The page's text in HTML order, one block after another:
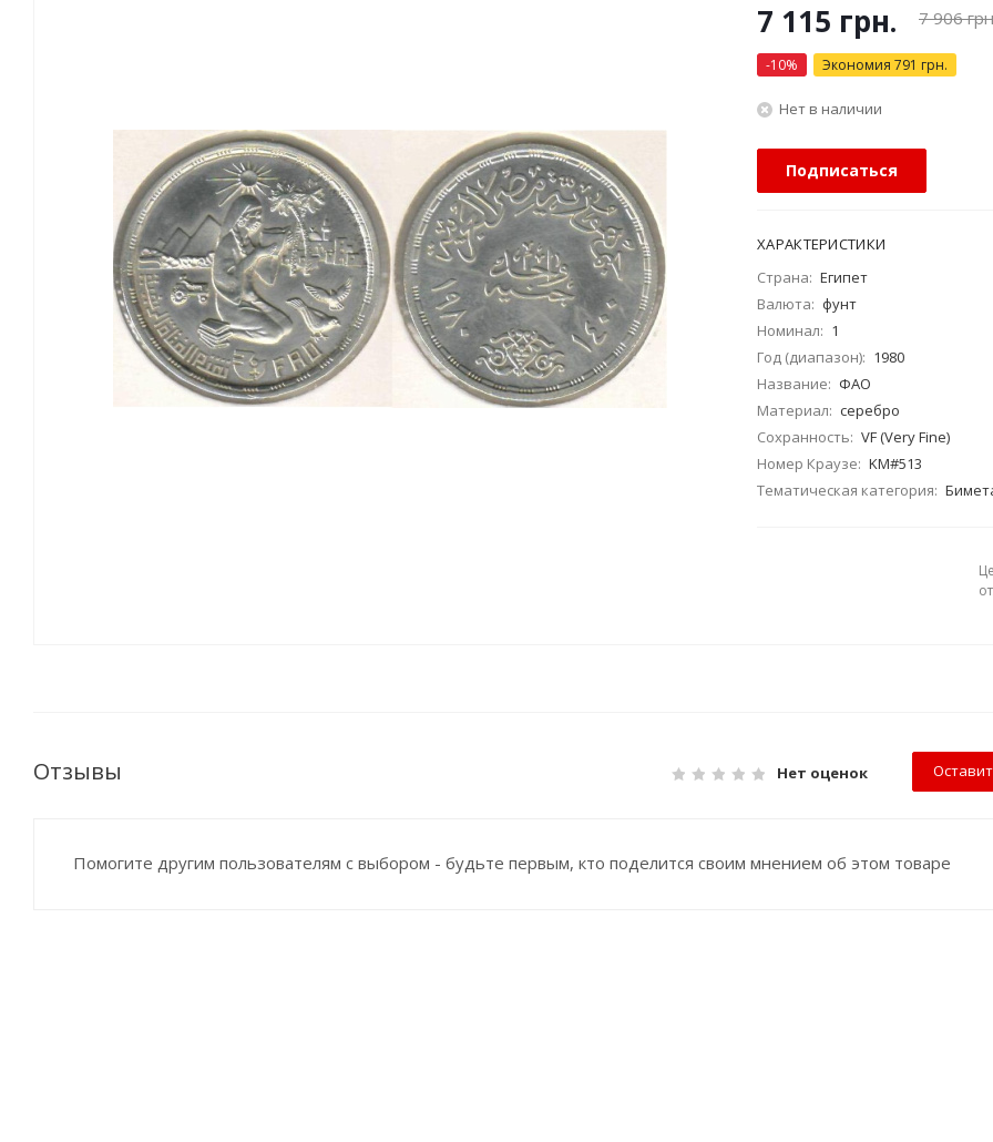
7 115 грн. 7 906
-10% Экономия 791 грн.
Нет в наличии
Подписаться
ХАРАКТЕРИСТИКИ
Страна: Египет
Валюта: фунт
Номинал: 1
Год (диапазон): 1980
Название: ФАО
Материал: серебро
Сохранность: VF (Very Fine)
Номер Краузе: KM#513
Тематическая категория:
Отзывы Нет оценок
Помогите другим пользователям с выбором - будьте первым, кто поделится своим мнением об этом товаре